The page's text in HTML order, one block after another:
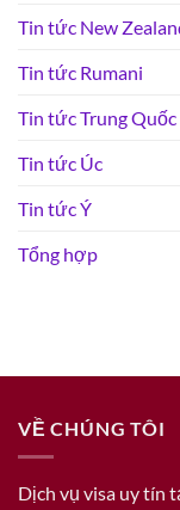
Tin tức New
Tin tức Rumani
Tin tức Trung Quốc
Tin tức Úc
Tin tức Ý
Tổng hợp
VỀ CHÚNG TÔI
Dịch vụ visa uy tín